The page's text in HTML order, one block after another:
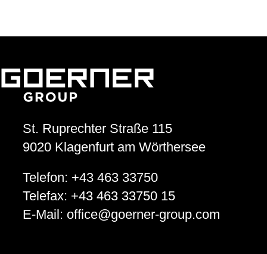
St. Ruprechter Straße 115
9020 Klagenfurt am Wörthersee
Telefon: +43 463 33750
Telefax: +43 463 33750 15
E-Mail: office@goerner-group.com